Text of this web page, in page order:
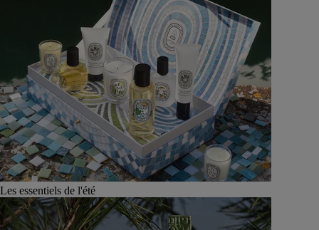
Les essentiels de l'été